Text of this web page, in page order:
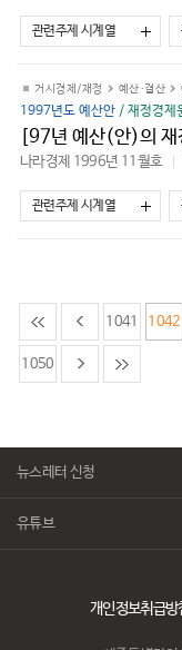
관련주제 시계열
거시경제/재정 예산·결산
1997년도 예산안 / 재정경제
[97년 예산(안)의
나라경제 1996년 11월호
관련주제 시계열
1041 1042
1050
뉴스레터 신청
유튜브
개인정보취급방